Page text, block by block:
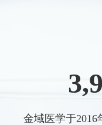
金域医学于2016